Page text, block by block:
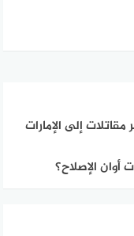
إلى الإمارات
أوان الإصلاح؟